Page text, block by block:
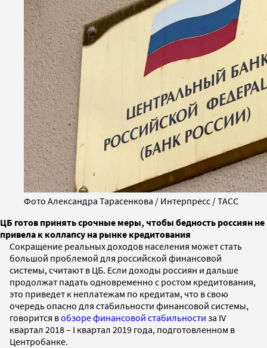
Фото Александра Тарасенкова / Интерпресс / ТАСС
ЦБ готов принять срочные меры, чтобы бедность россиян не
привела к коллапсу на рынке кредитования
Сокращение реальных доходов населения может стать
большой проблемой для российской финансовой
системы, считают в ЦБ. Если доходы россиян и дальше
продолжат падать одновременно с ростом кредитования,
это приведет к неплатежам по кредитам, что в свою
очередь опасно для стабильности финансовой системы,
говорится вобзоре финансовой стабильности за IV
квартал 2018 – I квартал 2019 года, подготовленном в
Центробанке.